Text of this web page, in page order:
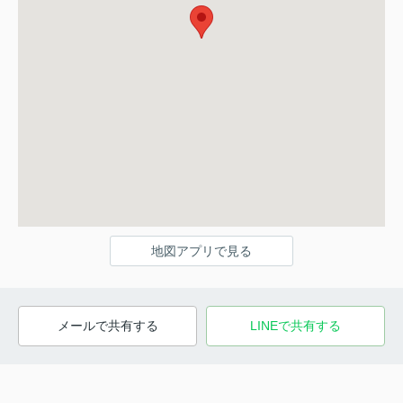
地図アプリで見る
メールで共有する LINEで共有する